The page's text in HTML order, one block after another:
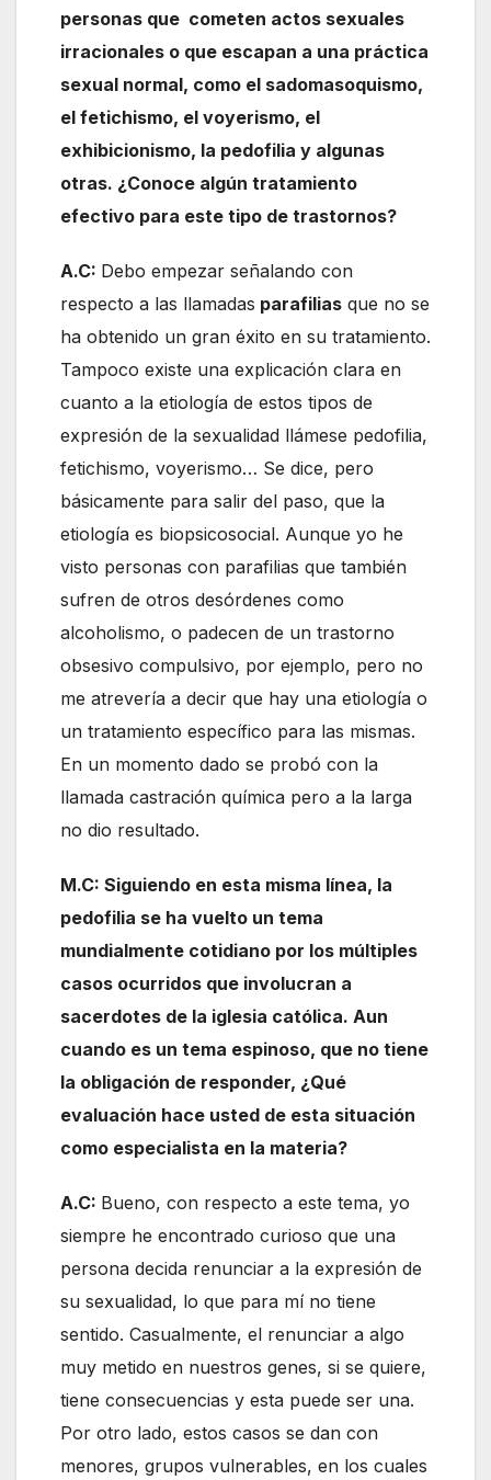
personas que cometen actos sexuales
irracionales o que escapan a una práctica
sexual normal, como el sadomasoquismo,
el fetichismo, el voyerismo, el
exhibicionismo, la pedofilia y algunas
otras. ¿Conoce algún tratamiento
efectivo para este tipo de trastornos?
A.C: Debo empezar señalando con
respecto a las llamadas parafilias que no se
ha obtenido un gran éxito en su tratamiento.
Tampoco existe una explicación clara en
cuanto a la etiología de estos tipos de
expresión de la sexualidad llámese pedofilia,
fetichismo, voyerismo… Se dice, pero
básicamente para salir del paso, que la
etiología es biopsicosocial. Aunque yo he
visto personas con parafilias que también
sufren de otros desórdenes como
alcoholismo, o padecen de un trastorno
obsesivo compulsivo, por ejemplo, pero no
me atrevería a decir que hay una etiología o
un tratamiento específico para las mismas.
En un momento dado se probó con la
llamada castración química pero a la larga
no dio resultado.
M.C: Siguiendo en esta misma línea, la
pedofilia se ha vuelto un tema
mundialmente cotidiano por los múltiples
casos ocurridos que involucran a
sacerdotes de la iglesia católica. Aun
cuando es un tema espinoso, que no tiene
la obligación de responder, ¿Qué
evaluación hace usted de esta situación
como especialista en la materia?
A.C: Bueno, con respecto a este tema, yo
siempre he encontrado curioso que una
persona decida renunciar a la expresión de
su sexualidad, lo que para mí no tiene
sentido. Casualmente, el renunciar a algo
muy metido en nuestros genes, si se quiere,
tiene consecuencias y esta puede ser una.
Por otro lado, estos casos se dan con
menores, grupos vulnerables, en los cuales